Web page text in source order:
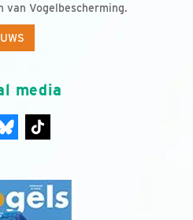
Vogelbescherming.
media